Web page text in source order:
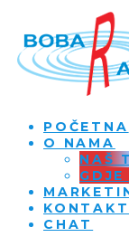
POČETNA
O NAMA
NAŠ
GDJE
KONTAKT
CHAT